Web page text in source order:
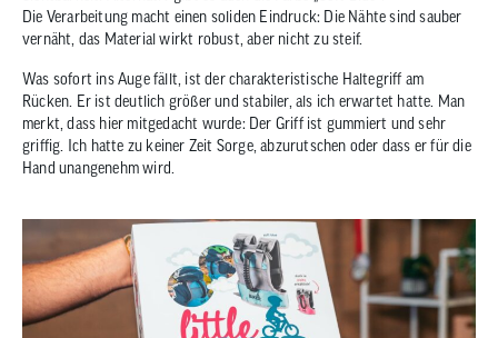
Die Verarbeitung macht einen soliden Eindruck: Die Nähte sind sauber
vernäht, das Material wirkt robust, aber nicht zu steif.
Was sofort ins Auge fällt, ist der charakteristische Haltegriff am
Rücken. Er ist deutlich größer und stabiler, als ich erwartet hatte. Man
merkt, dass hier mitgedacht wurde: Der Griff ist gummiert und sehr
griffig. Ich hatte zu keiner Zeit Sorge, abzurutschen oder dass er für die
Hand unangenehm wird.